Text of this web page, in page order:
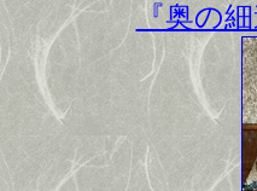
『奥の細